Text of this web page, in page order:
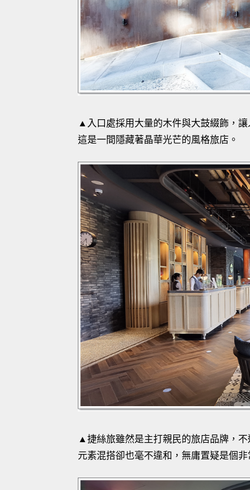
▲入口處採用大量的木件與大鼓綴飾，
這是一間隱藏著晶華光芒的風格旅店。
▲捷絲旅雖然是主打親民的旅店品牌，
元素混搭卻也毫不違和，無庸置疑是個非